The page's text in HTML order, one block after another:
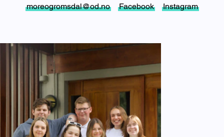
moreogromsdal@od.no
Facebook Instagram